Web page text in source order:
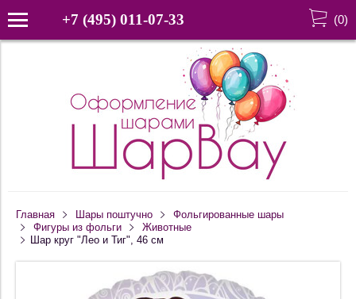
+7 (495) 011-07-33 (0)
Главная Шары поштучно
Фольгированные шары
Фигуры из фольги
Животные
Шар круг "Лео и Тиг", 46 см